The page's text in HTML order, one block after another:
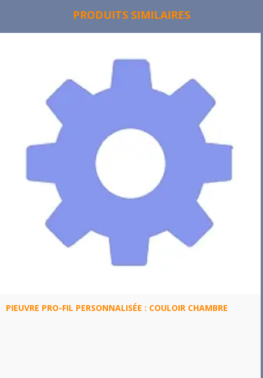
PRODUITS SIMILAIRES
PIEUVRE PRO-FIL PERSONNALISÉE : COULOIR CHAMBRE